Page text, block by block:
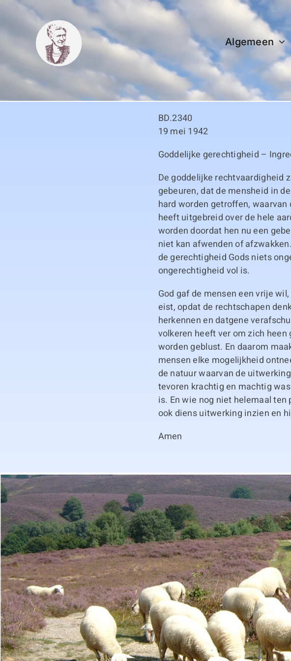
content
Algemeen
BD.2340
19 mei 1942
Goddelijke gerechtigheid –
De goddelijke rechtvaardigheid
gebeuren, dat de mensheid in
hard worden getroffen,
heeft uitgebreid over de hele
worden doordat hen nu een
niet kan afwenden of
de gerechtigheid Gods niets
ongerechtigheid vol is.
God gaf de mensen een vrije
eist, opdat de rechtschapen
herkennen en datgene
volkeren heeft ver om zich
worden geblust. En daarom
mensen elke mogelijkheid
de natuur waarvan de
tevoren krachtig en machtig
is. En wie nog niet helemaal
ook diens uitwerking inzien en
Amen